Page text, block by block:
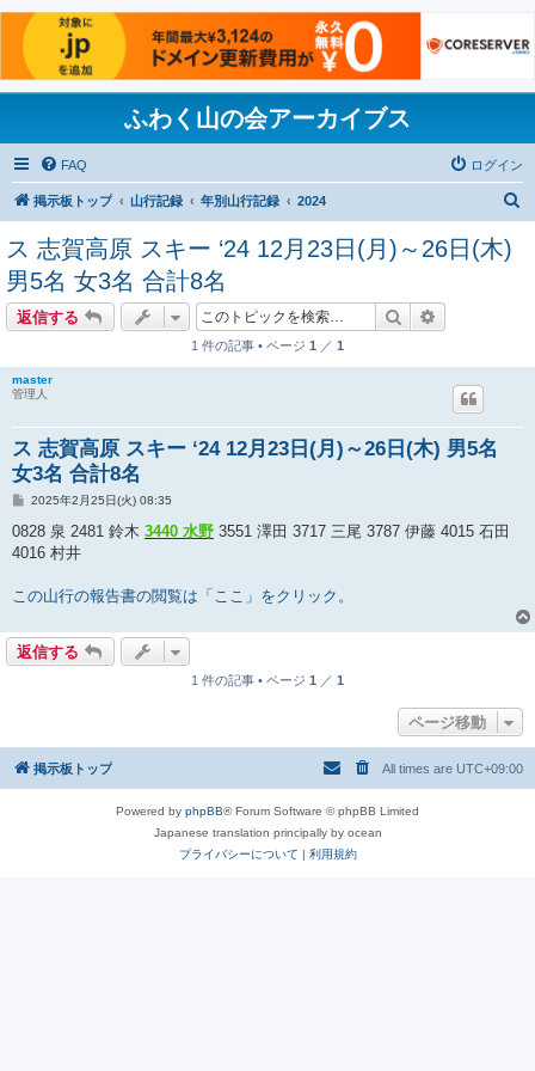
ふわく山の会アーカイブス
FAQ ログイン
掲示板トップ 山行記録 年別山行記録 2024
ス 志賀高原 スキー ‘24 12月23日(月)～26日(木)
男5名 女3名 合計8名
返信する 検索
1 件の記事 • ページ 1 ／ 1
master
管理人
ス 志賀高原 スキー ‘24 12月23日(月)～26日(木) 男5名
女3名 合計8名
投
記
2025年2月25日(火) 08:35
0828 泉 2481 鈴木 3440 水野 3551 澤田 3717 三尾 3787 伊藤 4015 石田
4016 村井
この山行の報告書の閲覧は「ここ」をクリック。
返信する
1 件の記事 • ページ 1 ／ 1
ページ移動
掲示板トップ All times are UTC+09:00
Powered by phpBB® Forum Software © phpBB Limited
Japanese translation principally by ocean
プライバシーについて | 利用規約